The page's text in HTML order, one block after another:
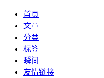
首页
文章
分类
标签
瞬间
友情链接